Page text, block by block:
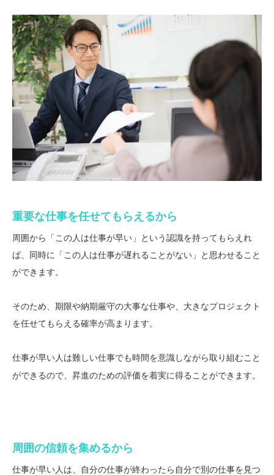
重要な仕事を任せてもらえるから
周囲から「この人は仕事が早い」という認識を持ってもらえれ
ば、同時に「この人は仕事が遅れることがない」と思わせること
ができます。
そのため、期限や納期厳守の大事な仕事や、大きなプロジェクト
を任せてもらえる確率が高まります。
仕事が早い人は難しい仕事でも 時間を意識しながら取り組むこと
ができるので、昇進のための評価を着実に得ることができます。
周囲の信頼を集めるから
仕事が早い人は、自分の仕事が終わったら自分で別の仕事を見つ